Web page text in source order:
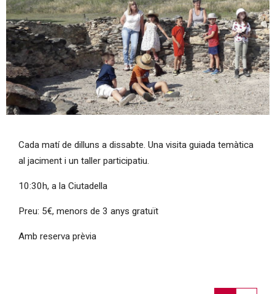
Cada matí de dilluns a dissabte. Una visita guiada temàtica
al jaciment i un taller participatiu.
10:30h, a la Ciutadella
Preu: 5€, menors de 3 anys gratuït
Amb reserva prèvia